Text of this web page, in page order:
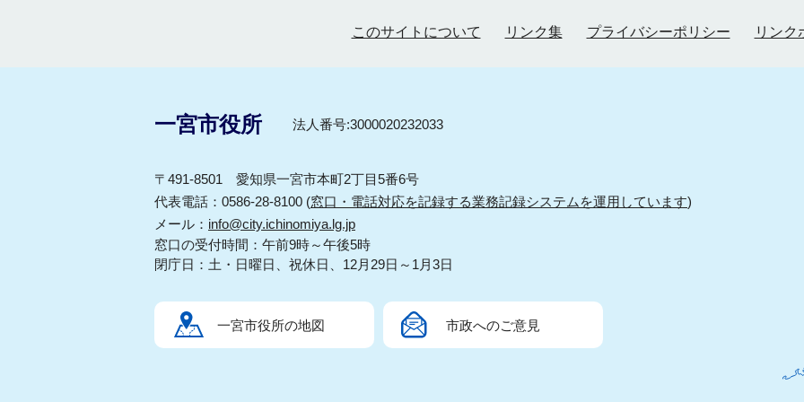
このサイトについて リンク集 プライバシーポリシー リンク
一宮市役所 法人番号:3000020232033
〒491-8501 愛知県一宮市本町2丁目5番6号
代表電話：0586-28-8100 (窓口・電話対応を記録する業務記録システムを運用しています)
メール： info@city.ichinomiya.lg.jp
窓口の受付時間：午前9時～午後5時
閉庁日：土・日曜日、祝休日、12月29日～1月3日
一宮市役所の地図 市政へのご意見